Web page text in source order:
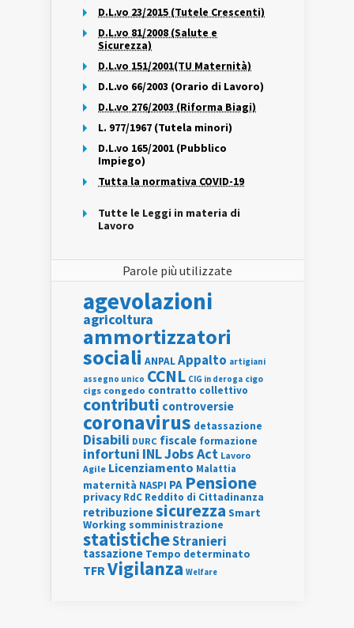
D.L.vo 23/2015 (Tutele Crescenti)
D.L.vo 81/2008 (Salute e
Sicurezza)
D.L.vo 151/2001(TU Maternità)
D.L.vo 66/2003 (Orario di Lavoro)
D.L.vo 276/2003 (Riforma Biagi)
L. 977/1967 (Tutela minori)
D.L.vo 165/2001 (Pubblico
Impiego)
Tutta la normativa COVID-19
Tutte le Leggi in materia di
Lavoro
Parole più utilizzate
agevolazioni
agricoltura
ammortizzatori
sociali ANPALAppalto artigiani
assegno unico CCNL CIG in deroga cigo
cigs congedo contratto collettivo
contributi controversie
coronavirus detassazione
Disabili DURC fiscale formazione
infortuni INLJobs Act Lavoro
Agile Licenziamento Malattia
maternità NASPI PA Pensione
privacy RdC Reddito di Cittadinanza
retribuzionesicurezza Smart
Working somministrazione
statisticheStranieri
tassazione Tempo determinato
TFRVigilanza Welfare